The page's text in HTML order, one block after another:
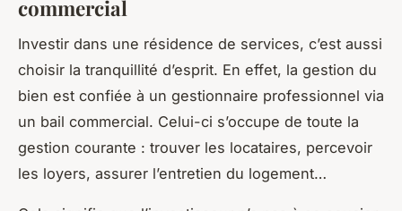
commercial
Investir dans une résidence de services, c’est aussi
choisir la tranquillité d’esprit. En effet, la gestion du
bien est confiée à un gestionnaire professionnel via
un bail commercial. Celui-ci s’occupe de toute la
gestion courante : trouver les locataires, percevoir
les loyers, assurer l’entretien du logement…